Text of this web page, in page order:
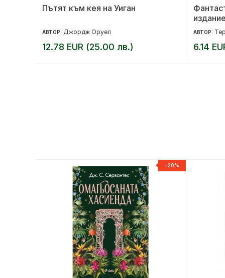
Пътят към кея на Уиган
АВТОР: Джордж Оруел
12.78 EUR (25.00 лв.)
АВТОР:
6.14
-20%